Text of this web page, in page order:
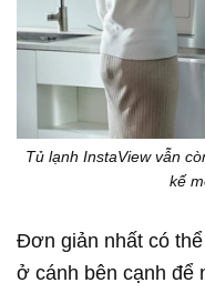
Tủ lạnh InstaView vẫn
kế
Đơn giản nhất có
ở cánh bên cạnh để